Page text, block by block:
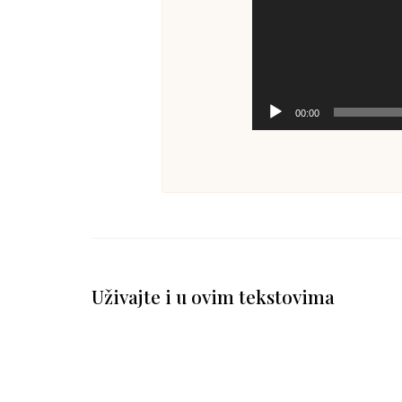
00:00
Uživajte i u ovim tekstovima